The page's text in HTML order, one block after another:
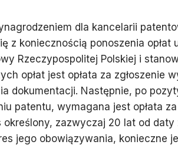
dla kancelarii
z koniecznością ponoszenia
Rzeczypospolitej Polskiej i
opłat jest opłata za zgłoszenie
dokumentacji. Następnie, po
patentu, wymagana jest opłata
określony, zazwyczaj 20 lat od
jego obowiązywania, konieczne